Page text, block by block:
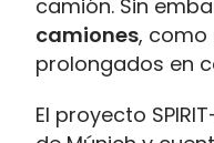
camión. Sin
camiones, como
prolongados en
El proyecto